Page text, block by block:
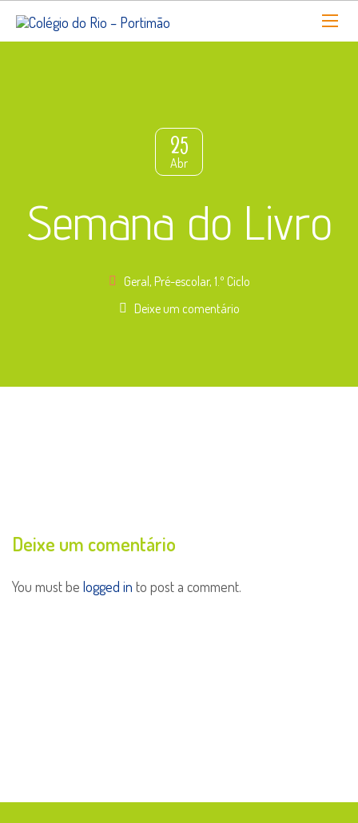
25
Abr
Semana do Livro
Geral, Pré-escolar, 1.º Ciclo
Deixe um comentário
Deixe um comentário
You must be logged in to post a comment.